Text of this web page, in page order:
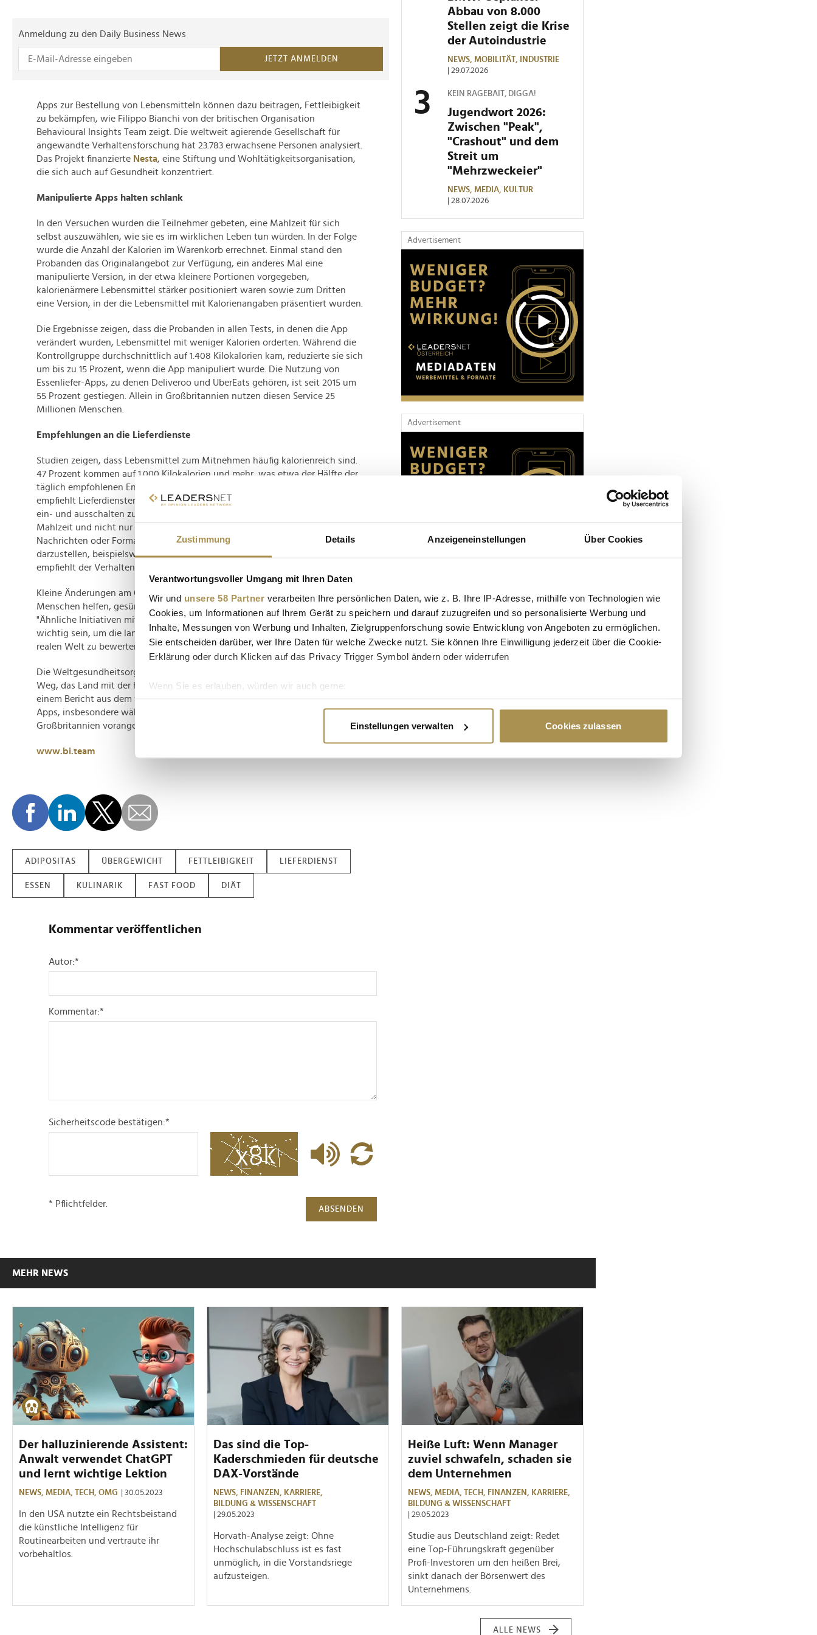
Zustimmung Details Anzeigeneinstellungen Über Cookies
Verantwortungsvoller Umgang mit Ihren Daten
Wir und unsere 58 Partner verarbeiten Ihre persönlichen Daten, wie z. B. Ihre IP-Adresse, mithilfe von Technologien wie
Cookies, um Informationen auf Ihrem Gerät zu speichern und darauf zuzugreifen und so personalisierte Werbung und
Inhalte, Messungen von Werbung und Inhalten, Zielgruppenforschung sowie Entwicklung von Angeboten zu ermöglichen.
Sie entscheiden darüber, wer Ihre Daten für welche Zwecke nutzt. Sie können Ihre Einwilligung jederzeit über die Cookie-
Erklärung oder durch Klicken auf das Privacy Trigger Symbol ändern oder widerrufen
Wenn Sie es erlauben, würden wir auch gerne:
Erfahren Sie mehr darüber, wie Ihre persönlichen Daten verarbeitet werden, und legen Sie Ihre Präferenzen im
Website an unsere Partner für soziale Medien, Werbung und Analysen weiter. Unsere Partner führen diese Informationen
möglicherweise mit weiteren Daten zusammen, die Sie ihnen bereitgestellt haben oder die sie im Rahmen Ihrer Nutzung
Einstellungen verwalten Cookies zulassen
Anmeldung zu den Daily Business News
JETZT ANMELDEN
Apps zur Bestellung von Lebensmitteln können dazu beitragen, Fettleibigkeit
zu bekämpfen, wie Filippo Bianchi von der britischen Organisation
Behavioural Insights Team zeigt. Die weltweit agierende Gesellschaft für
angewandte Verhaltensforschung hat 23.783 erwachsene Personen analysiert.
Das Projekt finanzierte Nesta, eine Stiftung und Wohltätigkeitsorganisation,
die sich auch auf Gesundheit konzentriert.
Manipulierte Apps halten schlank
In den Versuchen wurden die Teilnehmer gebeten, eine Mahlzeit für sich
selbst auszuwählen, wie sie es im wirklichen Leben tun würden. In der Folge
wurde die Anzahl der Kalorien im Warenkorb errechnet. Einmal stand den
Probanden das Originalangebot zur Verfügung, ein anderes Mal eine
manipulierte Version, in der etwa kleinere Portionen vorgegeben,
kalorienärmere Lebensmittel stärker positioniert waren sowie zum Dritten
eine Version, in der die Lebensmittel mit Kalorienangaben präsentiert wurden.
Die Ergebnisse zeigen, dass die Probanden in allen Tests, in denen die App
verändert wurden, Lebensmittel mit weniger Kalorien orderten. Während die
Kontrollgruppe durchschnittlich auf 1.408 Kilokalorien kam, reduzierte sie sich
um bis zu 15 Prozent, wenn die App manipuliert wurde. Die Nutzung von
Essenliefer-Apps, zu denen Deliveroo und UberEats gehören, ist seit 2015 um
55 Prozent gestiegen. Allein in Großbritannien nutzen diesen Service 25
Millionen Menschen.
Empfehlungen an die Lieferdienste
Studien zeigen, dass Lebensmittel zum Mitnehmen häufig kalorienreich sind.
47 Prozent kommen auf 1.000 Kilokalorien und mehr, was etwa der Hälfte der
täglich empfohlenen Energiezufuhr eines Erwachsenen entspricht. Bianchi
empfiehlt Lieferdiensten, Kunden die Möglichkeit zu geben, Kalorienangaben
ein- und ausschalten zu können und die empfohlene Kalorienmenge pro
Mahlzeit und nicht nur pro Tag zu kommunizieren. "Vermeiden Sie es,
Nachrichten oder Formatierungen auf Kalorienangaben als wertend
darzustellen, beispielsweise durch die Verwendung von roter Schrift",
empfiehlt der Verhaltensforscher.
Kleine Änderungen am Online-Auftritt von Lieferdiensten könnten vielen
Menschen helfen, gesündere Lebensmittel zu identifizieren und auszuwählen.
"Ähnliche Initiativen mit echten Restaurants und Liefer-Apps zu testen, wird
wichtig sein, um die langfristigen Auswirkungen dieser Interventionen in der
realen Welt zu bewerten", so Bianchi.
Die Weltgesundheitsorganisation WHO sieht Großbritannien auf dem besten
Weg, das Land mit der höchsten Fettleibigkeit in Europa zu werden. Laut
einem Bericht aus dem vergangenen Jahr hat die Zunahme von Essenliefer-
Apps, insbesondere während der Corona-Pandemie, die Fettleibigkeitskrise in
Großbritannien vorangetrieben.
www.bi.team
ADIPOSITAS ÜBERGEWICHT FETTLEIBIGKEIT LIEFERDIENST
ESSEN KULINARIK FAST FOOD DIÄT
Kommentar veröffentlichen
Autor:*
Kommentar:*
Sicherheitscode bestätigen:*
ABSENDEN
* Pflichtfelder.
Abbau von 8.000
Stellen zeigt die Krise
der Autoindustrie
NEWS, MOBILITÄT,
INDUSTRIE
| 29.07.2026
KEIN RAGEBAIT, DIGGA!
Jugendwort 2026:
Zwischen "Peak",
"Crashout" und dem
Streit um
"Mehrzweckeier"
NEWS, MEDIA,
KULTUR
| 28.07.2026
Advertisement
Advertisement
MEHR NEWS
Der halluzinierende Assistent:
Anwalt verwendet ChatGPT
und lernt wichtige Lektion
NEWS, MEDIA, TECH, OMG | 30.05.2023
In den USA nutzte ein Rechtsbeistand
die künstliche Intelligenz für
Routinearbeiten und vertraute ihr
vorbehaltlos.
Das sind die Top-
Kaderschmieden für deutsche
DAX-Vorstände
NEWS, FINANZEN,
KARRIERE,
BILDUNG & WISSENSCHAFT
| 29.05.2023
Horvath-Analyse zeigt: Ohne
Hochschulabschluss ist es fast
unmöglich, in die Vorstandsriege
aufzusteigen.
Heiße Luft: Wenn Manager
zuviel schwafeln, schaden sie
dem Unternehmen
NEWS, MEDIA, TECH, FINANZEN,
KARRIERE,
BILDUNG & WISSENSCHAFT
| 29.05.2023
Studie aus Deutschland zeigt: Redet
eine Top-Führungskraft gegenüber
Profi-Investoren um den heißen Brei,
sinkt danach der Börsenwert des
Unternehmens.
ALLE NEWS